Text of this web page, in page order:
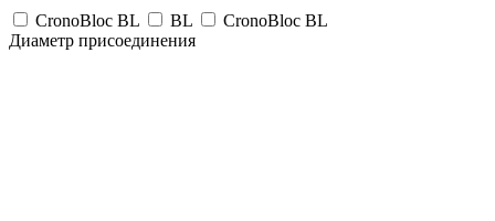
CronoBloc BL BL
CronoBloc BL
Диаметр присоединения